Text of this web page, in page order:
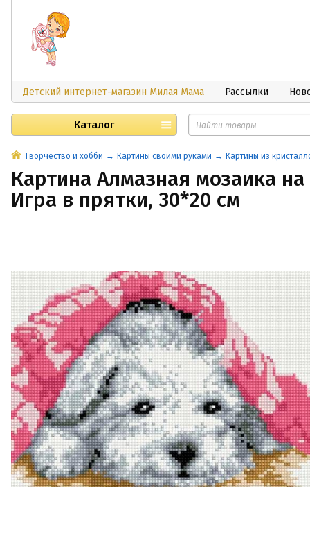
Детский интернет-магазин Милая Мама Рассылки
Каталог
Творчество и хобби Картины своими руками Картины из
Картина Алмазная мозаика
Игра в прятки, 30*20 см